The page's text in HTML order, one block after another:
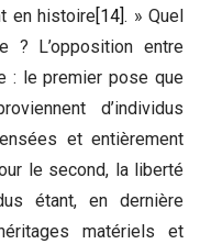
en histoire [14]. » Quel
? L’opposition entre
: le premier pose que
d’individus
et entièrement
le second, la liberté
étant, en dernière
matériels et